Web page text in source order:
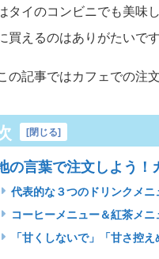
タイのコンビニでも美味
買えるのはありがたいです
の記事ではカフェでの注
[閉じる]
の言葉で注文しよう！
代表的な３つのドリンクメニ
コーヒーメニュー＆紅茶メニ
「甘くしないで」「甘さ控え